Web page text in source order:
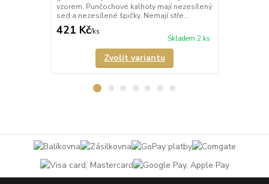
vzorem. Punčochové kalhoty mají nezesílený
sed a nezesílené špičky. Nemají stře...
421 Kč/ks
Skladem 2 ks
Zvolit variantu